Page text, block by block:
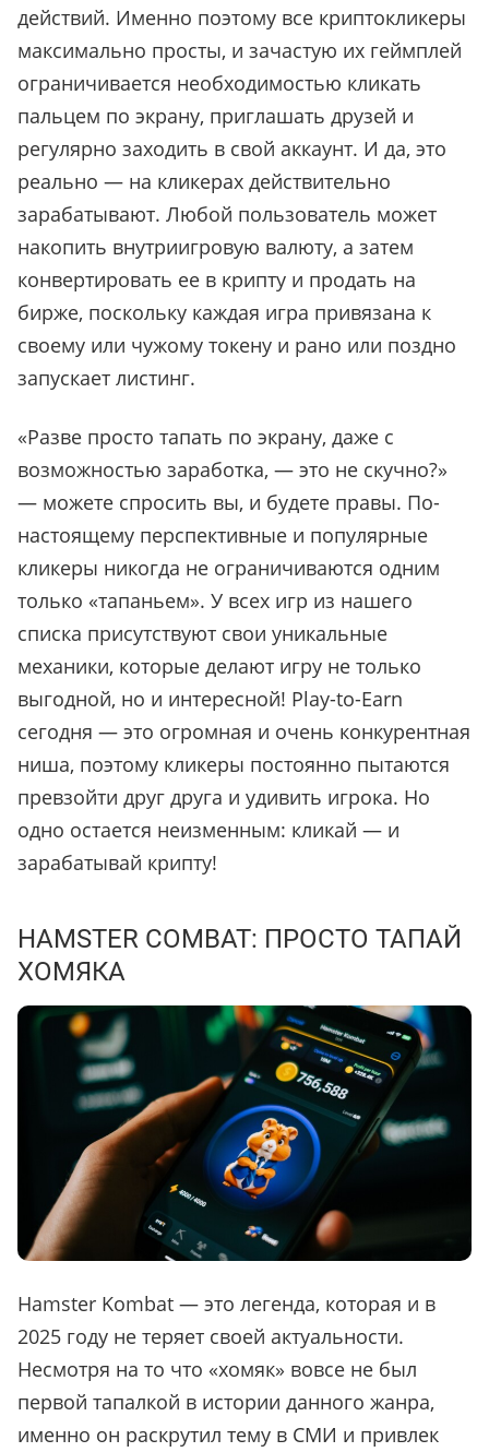
действий. Именно поэтому все криптокликеры
максимально просты, и зачастую их геймплей
ограничивается необходимостью кликать
пальцем по экрану, приглашать друзей и
регулярно заходить в свой аккаунт. И да, это
реально — на кликерах действительно
зарабатывают. Любой пользователь может
накопить внутриигровую валюту, а затем
конвертировать ее в крипту и продать на
бирже, поскольку каждая игра привязана к
своему или чужому токену и рано или поздно
запускает листинг.
«Разве просто тапать по экрану, даже с
возможностью заработка, — это не скучно?»
— можете спросить вы, и будете правы. По-
настоящему перспективные и популярные
кликеры никогда не ограничиваются одним
только «тапаньем». У всех игр из нашего
списка присутствуют свои уникальные
механики, которые делают игру не только
выгодной, но и интересной! Play-to-Earn
сегодня — это огромная и очень конкурентная
ниша, поэтому кликеры постоянно пытаются
превзойти друг друга и удивить игрока. Но
одно остается неизменным: кликай — и
зарабатывай крипту!
HAMSTER COMBAT: ПРОСТО ТАПАЙ
ХОМЯКА
Hamster Kombat — это легенда, которая и в
2025 году не теряет своей актуальности.
Несмотря на то что «хомяк» вовсе не был
первой тапалкой в истории данного жанра,
именно он раскрутил тему в СМИ и привлек